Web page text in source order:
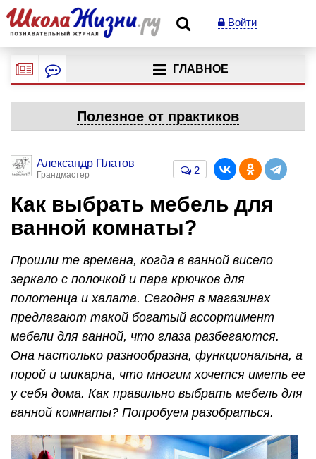
Войти
ГЛАВНОЕ
Полезное от практиков
Александр Платов
Грандмастер 2
Как выбрать мебель для
ванной комнаты?
Прошли те времена, когда в ванной висело
зеркало с полочкой и пара крючков для
полотенца и халата. Сегодня в магазинах
предлагают такой богатый ассортимент
мебели для ванной, что глаза разбегаются.
Она настолько разнообразна, функциональна, а
порой и шикарна, что многим хочется иметь ее
у себя дома. Как правильно выбрать мебель для
ванной комнаты? Попробуем разобраться.